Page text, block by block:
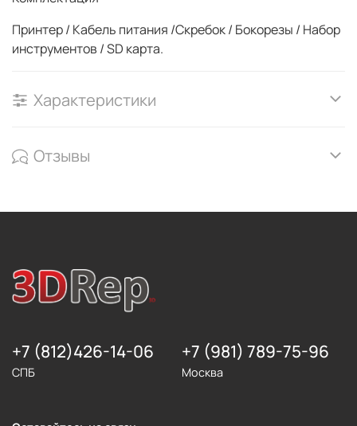
Принтер / Кабель питания /Скребок / Бокорезы / Набор
инструментов / SD карта.
Характеристики
Отзывы
+7 (812)426-14-06
СПБ
+7 (981) 789-75-96
Москва